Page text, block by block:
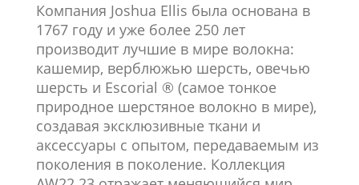
Компания Joshua Ellis была основана в
1767 году и уже более 250 лет
производит лучшие в мире волокна:
кашемир, верблюжью шерсть, овечью
шерсть и Escorial ® (самое тонкое
природное шерстяное волокно в мире),
создавая эксклюзивные ткани и
аксессуары с опытом, передаваемым из
поколения в поколение. Коллекция